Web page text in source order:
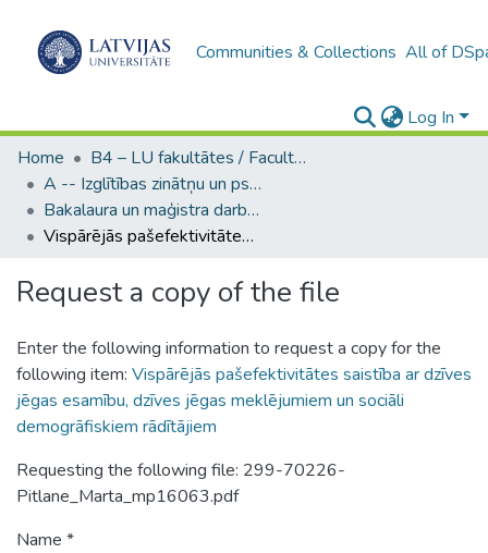
Communities & Collections All of
Log In
Home
B4 – LU fakultātes / Faculties of the UL
A -- Izglītības zinātņu un psiholoģijas fakultāte / Faculty of Education Sciences and Psychology
Bakalaura un maģistra darbi (PPMF) / Bachelor's and Master's theses
Vispārējās pašefektivitātes saistība ar dzīves jēgas esamību, dzīves jēgas meklējumiem un sociāli demogrāfiskiem rādītājiem
Request a copy of the file
Enter the following information to request a copy for the
following item: Vispārējās pašefektivitātes saistība ar dzīves
jēgas esamību, dzīves jēgas meklējumiem un sociāli
demogrāfiskiem rādītājiem
Requesting the following file: 299-70226-
Pitlane_Marta_mp16063.pdf
Name *